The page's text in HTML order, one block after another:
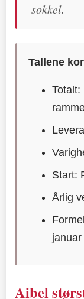
sokkel.
Tallene
Totalt:
Start:
Årlig
Aibel